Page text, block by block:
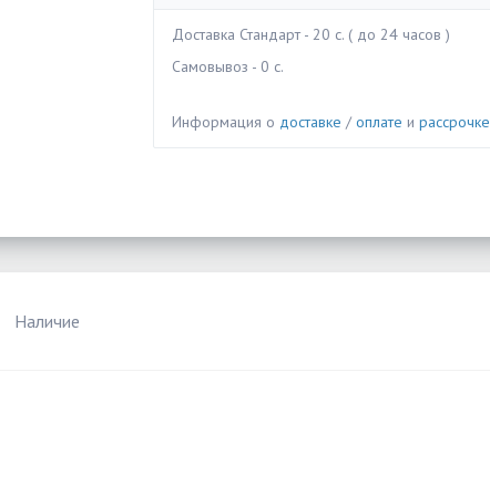
Доставка Стандарт - 20 c. ( до 24 часов )
Самовывоз - 0 c.
Информация о доставке /оплате и рассрочке
Наличие